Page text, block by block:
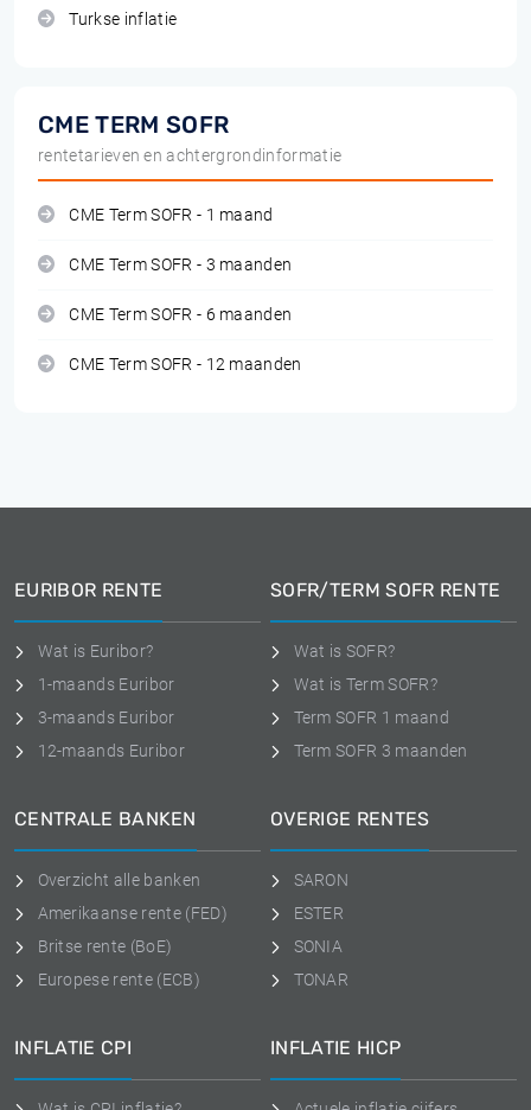
Turkse inflatie
CME TERM SOFR
rentetarieven en achtergrondinformatie
CME Term SOFR - 1 maand
CME Term SOFR - 3 maanden
CME Term SOFR - 6 maanden
CME Term SOFR - 12 maanden
EURIBOR RENTE
Wat is Euribor?
1-maands Euribor
3-maands Euribor
12-maands Euribor
SOFR/TERM SOFR RENTE
Wat is SOFR?
Wat is Term SOFR?
Term SOFR 1 maand
Term SOFR 3 maanden
CENTRALE BANKEN
Overzicht alle banken
Amerikaanse rente (FED)
Britse rente (BoE)
Europese rente (ECB)
OVERIGE RENTES
SARON
ESTER
SONIA
TONAR
INFLATIE CPI INFLATIE HICP